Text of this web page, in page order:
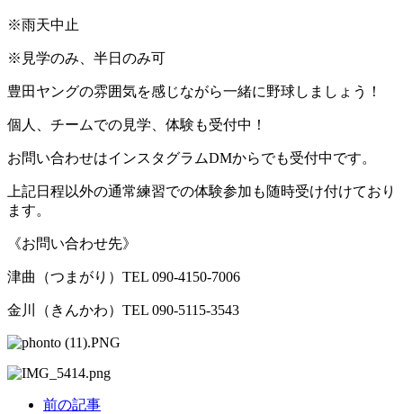
※雨天中止
※見学のみ、半日のみ可
豊田ヤングの雰囲気を感じながら一緒に野球しましょう！
個人、チームでの見学、体験も受付中！
お問い合わせはインスタグラムDMからでも受付中です。
上記日程以外の通常練習での体験参加も随時受け付けており
ます。
《お問い合わせ先》
津曲（つまがり）TEL 090-4150-7006
金川（きんかわ）TEL 090-5115-3543
前の記事